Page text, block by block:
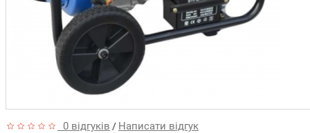
0 відгуків / Написати відгук